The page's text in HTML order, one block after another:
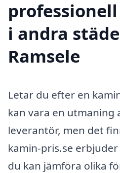
i andra
Ramsele
Letar du efter en
kan vara en
leverantör, men det
kamin-pris.se
du kan jämföra olika